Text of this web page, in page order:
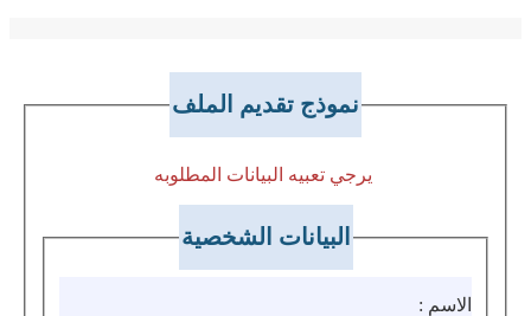
نموذج تقديم الملف
يرجي تعبيه البيانات المطلوبه
البيانات الشخصية
الاسم :